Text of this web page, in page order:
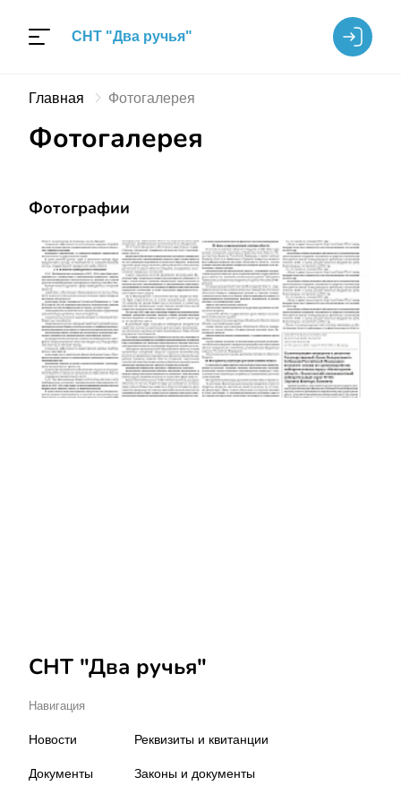
СНТ "Два ручья"
Главная Фотогалерея
Фотогалерея
Фотографии
СНТ "Два ручья"
Навигация
Новости
Документы
Реквизиты и квитанции
Законы и документы